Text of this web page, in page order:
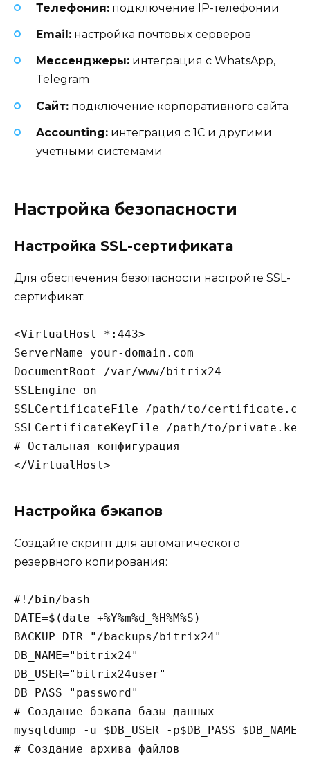
Телефония: подключение IP-телефонии
Email: настройка почтовых серверов
Мессенджеры: интеграция с WhatsApp,
Telegram
Сайт: подключение корпоративного сайта
Accounting: интеграция с 1С и другими
учетными системами
Настройка безопасности
Настройка SSL-сертификата
Для обеспечения безопасности настройте SSL-
сертификат:
<VirtualHost *:443>
ServerName your-domain.com
DocumentRoot /var/www/bitrix24
SSLEngine on
SSLCertificateFile /path/to/
SSLCertificateKeyFile /path/to/private.key
# Остальная конфигурация
Настройка бэкапов
Создайте скрипт для автоматического
резервного копирования:
#!/bin/bash
DATE=$(date +%Y%m%d_%H%M%S)
BACKUP_DIR="/backups/bitrix24"
DB_NAME="bitrix24"
DB_USER="bitrix24user"
DB_PASS="password"
# Создание бэкапа базы данных
mysqldump -u $DB_USER -p$DB_PASS
# Создание архива файлов